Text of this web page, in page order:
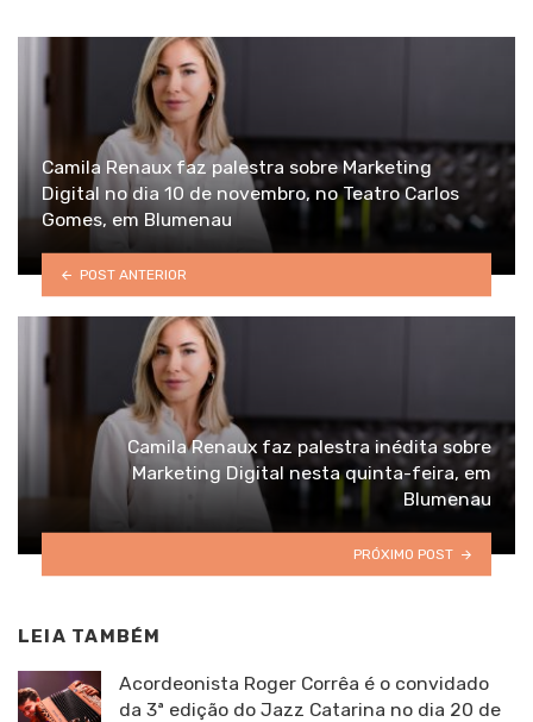
Camila Renaux faz palestra sobre Marketing
Digital no dia 10 de novembro, no Teatro Carlos
Gomes, em Blumenau
POST ANTERIOR
Camila Renaux faz palestra inédita sobre
Marketing Digital nesta quinta-feira, em
Blumenau
PRÓXIMO POST
LEIA TAMBÉM
Acordeonista Roger Corrêa é o convidado
da 3ª edição do Jazz Catarina no dia 20 de